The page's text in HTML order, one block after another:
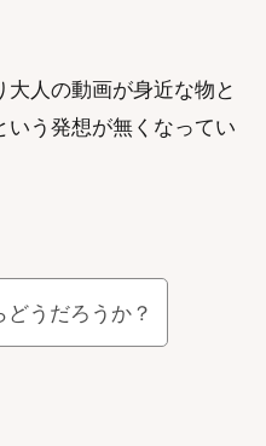
人の動画が身近な物と
いう発想が無くなってい
うだろうか？